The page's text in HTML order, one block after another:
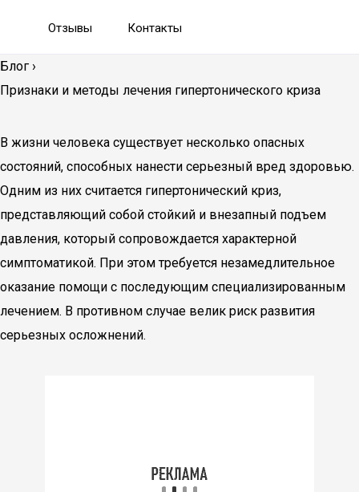
Отзывы Контакты
Блог ›
Признаки и методы лечения гипертонического криза
В жизни человека существует несколько опасных
состояний, способных нанести серьезный вред здоровью.
Одним из них считается гипертонический криз,
представляющий собой стойкий и внезапный подъем
давления, который сопровождается характерной
симптоматикой. При этом требуется незамедлительное
оказание помощи с последующим специализированным
лечением. В противном случае велик риск развития
серьезных осложнений.